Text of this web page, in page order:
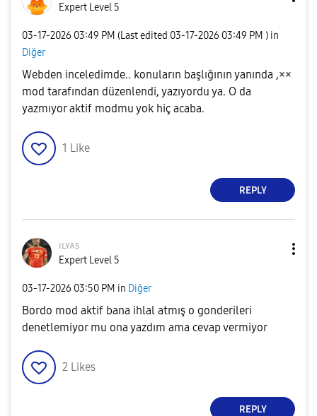
Expert Level 5
‎03-17-2026 03:49 PM (Last edited ‎03-17-2026 03:49 PM ) in
Diğer
Webden inceledimde.. konuların başlığının yanında ,××
mod tarafından düzenlendi, yazıyordu ya. O da
yazmıyor aktif modmu yok hiç acaba.
1 Like
REPLY
ɪʟʏᴀs
Expert Level 5
‎03-17-2026 03:50 PM in Diğer
Bordo mod aktif bana ihlal atmış o gonderileri
denetlemiyor mu ona yazdım ama cevap vermiyor
2 Likes
REPLY